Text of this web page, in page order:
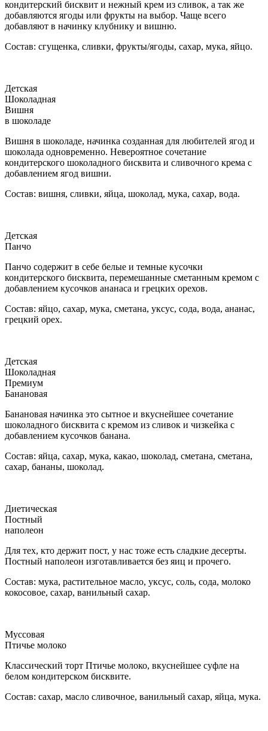
кондитерский бисквит и нежный крем из сливок, а так же
добавляются ягоды или фрукты на выбор. Чаще всего
добавляют в начинку клубнику и вишню.
Состав: сгущенка, сливки, фрукты/ягоды, сахар, мука, яйцо.
Детская
Шоколадная
Вишня
в шоколаде
Вишня в шоколаде, начинка созданная для любителей ягод и
шоколада одновременно. Невероятное сочетание
кондитерского шоколадного бисквита и сливочного крема с
добавлением ягод вишни.
Состав: вишня, сливки, яйца, шоколад, мука, сахар, вода.
Детская
Панчо
Панчо содержит в себе белые и темные кусочки
кондитерского бисквита, перемешанные сметанным кремом с
добавлением кусочков ананаса и грецких орехов.
Состав: яйцо, сахар, мука, сметана, уксус, сода, вода, ананас,
грецкий орех.
Детская
Шоколадная
Премиум
Банановая
Банановая начинка это сытное и вкуснейшее сочетание
шоколадного бисквита с кремом из сливок и чизкейка с
добавлением кусочков банана.
Состав: яйца, сахар, мука, какао, шоколад, сметана, сметана,
сахар, бананы, шоколад.
Диетическая
Постный
наполеон
Для тех, кто держит пост, у нас тоже есть сладкие десерты.
Постный наполеон изготавливается без яиц и прочего.
Состав: мука, растительное масло, уксус, соль, сода, молоко
кокосовое, сахар, ванильный сахар.
Муссовая
Птичье молоко
Классический торт Птичье молоко, вкуснейшее суфле на
белом кондитерском бисквите.
Состав: сахар, масло сливочное, ванильный сахар, яйца, мука.